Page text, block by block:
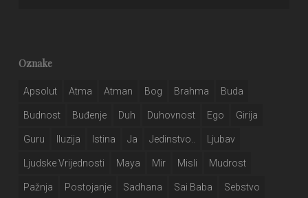
Oznake
Apsolut Atma Atman Bog Brahma Buda
Budnost Buđenje Duh Duhovnost Ego Girija
Guru Iluzija Istina Ja Jedinstvo.. Ljubav
Ljudske Vrijednosti Maya Mir Misli Mudrost
Pažnja Postojanje Sadhana Sai Baba Sebstvo